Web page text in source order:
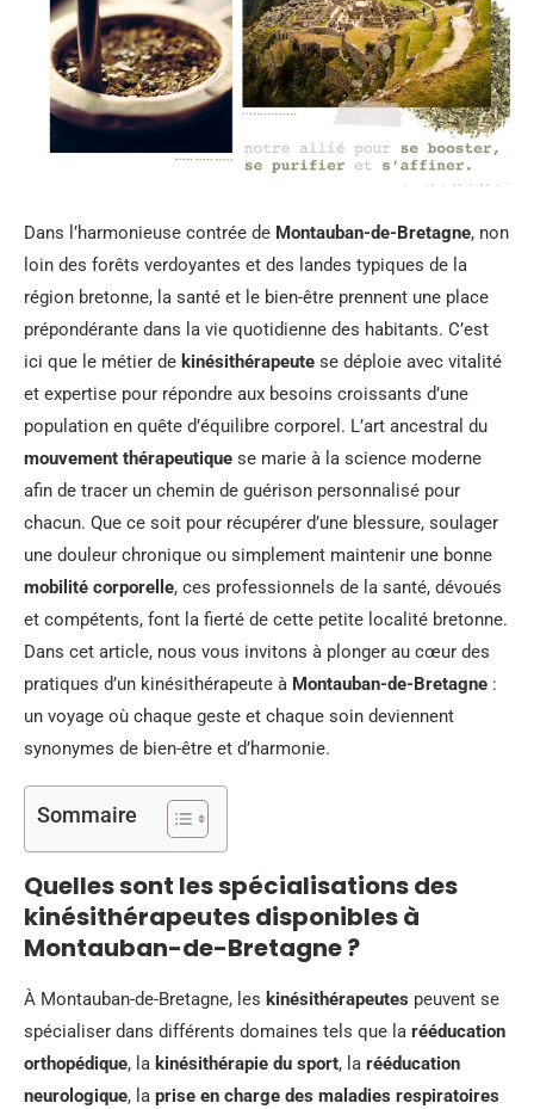
Dans l’harmonieuse contrée de Montauban-de-Bretagne, non
loin des forêts verdoyantes et des landes typiques de la
région bretonne, la santé et le bien-être prennent une place
prépondérante dans la vie quotidienne des habitants. C’est
ici que le métier de kinésithérapeute se déploie avec vitalité
et expertise pour répondre aux besoins croissants d’une
population en quête d’équilibre corporel. L’art ancestral du
mouvement thérapeutique se marie à la science moderne
afin de tracer un chemin de guérison personnalisé pour
chacun. Que ce soit pour récupérer d’une blessure, soulager
une douleur chronique ou simplement maintenir une bonne
mobilité corporelle, ces professionnels de la santé, dévoués
et compétents, font la fierté de cette petite localité bretonne.
Dans cet article, nous vous invitons à plonger au cœur des
pratiques d’un kinésithérapeute à Montauban-de-Bretagne :
un voyage où chaque geste et chaque soin deviennent
synonymes de bien-être et d’harmonie.
Sommaire
Quelles sont les spécialisations des
kinésithérapeutes disponibles à
Montauban-de-Bretagne ?
À Montauban-de-Bretagne, les kinésithérapeutes peuvent se
spécialiser dans différents domaines tels que la rééducation
orthopédique, la kinésithérapie du sport, la rééducation
neurologique, la prise en charge des maladies respiratoires